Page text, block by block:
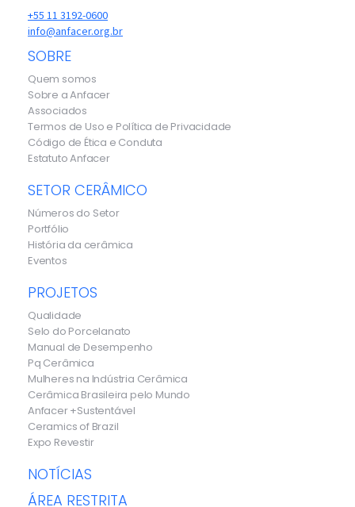
+55 11 3192-0600
info@anfacer.org.br
SOBRE
Quem somos
Sobre a Anfacer
Associados
Termos de Uso e Política de Privacidade
Código de Ética e Conduta
Estatuto Anfacer
SETOR CERÂMICO
Números do Setor
Portfólio
História da cerâmica
Eventos
PROJETOS
Qualidade
Selo do Porcelanato
Manual de Desempenho
Pq Cerâmica
Mulheres na Indústria Cerâmica
Cerâmica Brasileira pelo Mundo
Anfacer +Sustentável
Ceramics of Brazil
Expo Revestir
NOTÍCIAS
ÁREA RESTRITA